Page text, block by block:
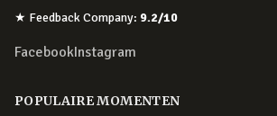
★ Feedback Company: 9.2/10
FacebookInstagram
POPULAIRE MOMENTEN